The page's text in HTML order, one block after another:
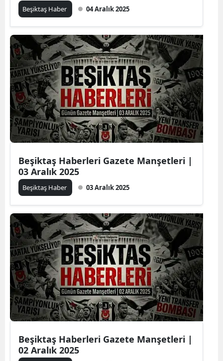
Beşiktaş Haber 04 Aralık 2025
Beşiktaş Haberleri Gazete Manşetleri |
03 Aralık 2025
Beşiktaş Haber 03 Aralık 2025
Beşiktaş Haberleri Gazete Manşetleri |
02 Aralık 2025